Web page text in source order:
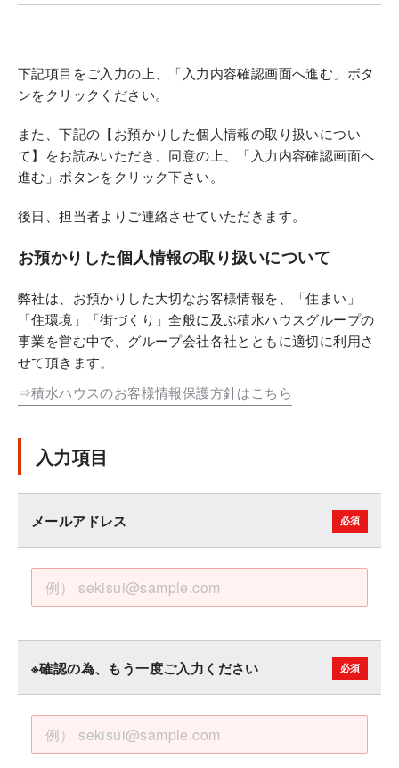
下記項目をご入力の上、「入力内容確認画面へ進む」ボタ
ンをクリックください。
また、下記の【お預かりした個人情報の取り扱いについ
て】をお読みいただき、同意の上、「入力内容確認画面へ
進む」ボタンをクリック下さい。
後日、担当者よりご連絡させていただきます。
お預かりした個人情報の取り扱いについて
弊社は、お預かりした大切なお客様情報を、「住まい」
「住環境」「街づくり」全般に及ぶ積水ハウスグループの
事業を営む中で、グループ会社各社とともに適切に利用さ
せて頂きます。
⇒積水ハウスのお客様情報保護方針はこちら
入力項目
メールアドレス
※確認の為、もう一度ご入力ください